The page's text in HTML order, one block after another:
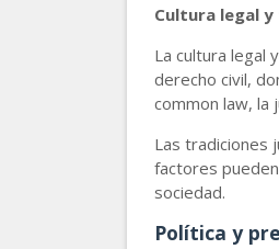
Cultura legal
La cultura legal
derecho civil,
common law, la
Las tradiciones
factores
sociedad.
Política y